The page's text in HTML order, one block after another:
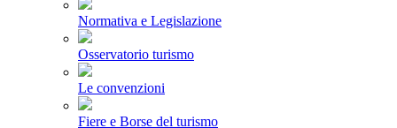
Normativa e Legislazione
Osservatorio turismo
Le convenzioni
Fiere e Borse del turismo